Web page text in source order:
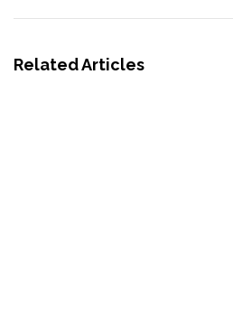
Related Articles